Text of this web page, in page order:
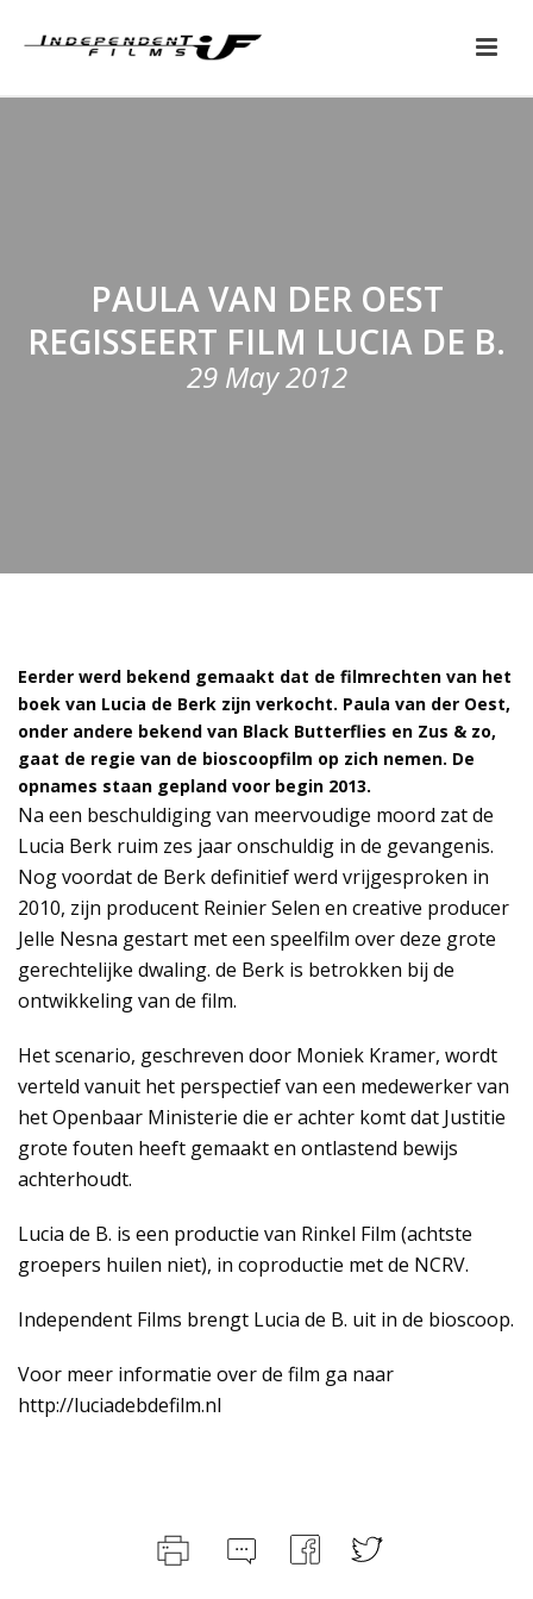
PAULA VAN DER OEST
REGISSEERT FILM LUCIA DE B.
29 May 2012
Eerder werd bekend gemaakt dat de filmrechten van het
boek van Lucia de Berk zijn verkocht. Paula van der Oest,
onder andere bekend van Black Butterflies en Zus & zo,
gaat de regie van de bioscoopfilm op zich nemen. De
opnames staan gepland voor begin 2013.
Na een beschuldiging van meervoudige moord zat de
Lucia Berk ruim zes jaar onschuldig in de gevangenis.
Nog voordat de Berk definitief werd vrijgesproken in
2010, zijn producent Reinier Selen en creative producer
Jelle Nesna gestart met een speelfilm over deze grote
gerechtelijke dwaling. de Berk is betrokken bij de
ontwikkeling van de film.
Het scenario, geschreven door Moniek Kramer, wordt
verteld vanuit het perspectief van een medewerker van
het Openbaar Ministerie die er achter komt dat Justitie
grote fouten heeft gemaakt en ontlastend bewijs
achterhoudt.
Lucia de B. is een productie van Rinkel Film (achtste
groepers huilen niet), in coproductie met de NCRV.
Independent Films brengt Lucia de B. uit in de bioscoop.
Voor meer informatie over de film ga naar
http://luciadebdefilm.nl